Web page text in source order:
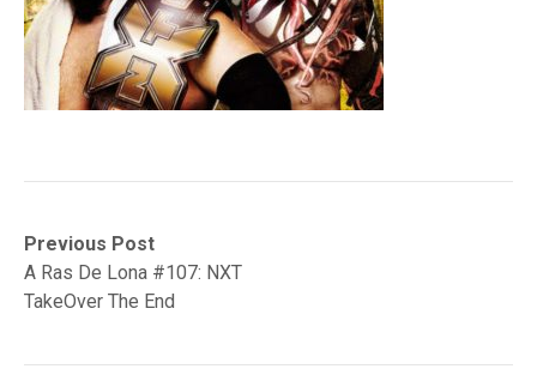
Navegación
de
entradas
Previous Post
Previous
post:A Ras De Lona #107: NXT
TakeOver The End